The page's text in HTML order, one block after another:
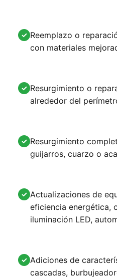
✓ Reemplazo o
con materiales
✓ Resurgimiento o
alrededor del
✓ Resurgimiento
guijarros, cuarzo o
✓ Actualizaciones de
eficiencia energética,
iluminación LED,
✓ Adiciones de
cascadas,